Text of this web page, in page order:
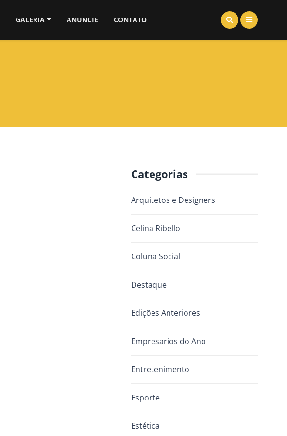
GALERIA ANUNCIE CONTATO
Categorias
Arquitetos e Designers
Celina Ribello
Coluna Social
Destaque
Edições Anteriores
Empresarios do Ano
Entretenimento
Esporte
Estética